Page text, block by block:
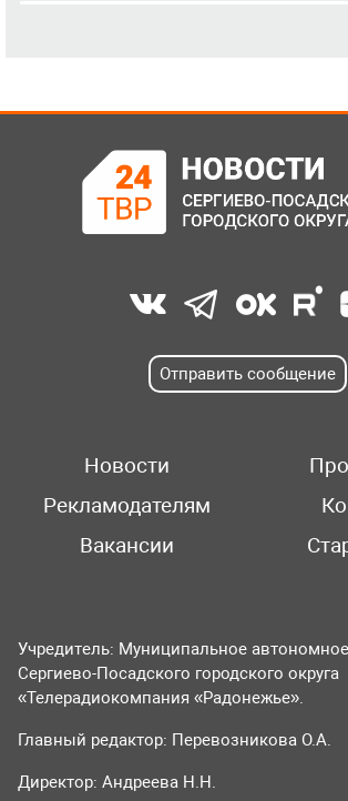
Отправить сообщение
Новости
Рекламодателям
Вакансии
Учредитель: Муниципальное
Сергиево-Посадского городского округа
«Телерадиокомпания «Радонежье».
Главный редактор: Перевозникова О.А.
Директор: Андреева Н.Н.